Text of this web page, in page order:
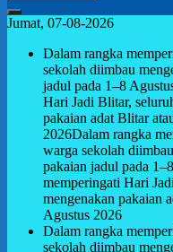
Jumat, 07-08-2026
Dalam rangka
sekolah diimbau
jadul pada 1–8
Hari Jadi Blitar,
pakaian adat Blitar
2026Dalam rangka
warga sekolah
pakaian jadul pada
memperingati Hari
mengenakan pakaian
Agustus 2026
Dalam rangka
sekolah diimbau